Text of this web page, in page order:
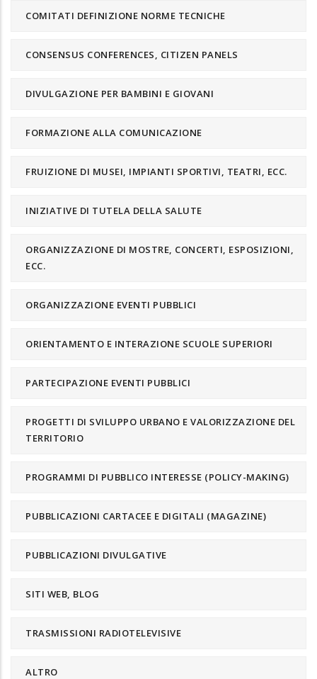
COMITATI DEFINIZIONE NORME TECNICHE
CONSENSUS CONFERENCES, CITIZEN PANELS
DIVULGAZIONE PER BAMBINI E GIOVANI
FORMAZIONE ALLA COMUNICAZIONE
FRUIZIONE DI MUSEI, IMPIANTI SPORTIVI, TEATRI, ECC.
INIZIATIVE DI TUTELA DELLA SALUTE
ORGANIZZAZIONE DI MOSTRE, CONCERTI, ESPOSIZIONI,
ECC.
ORGANIZZAZIONE EVENTI PUBBLICI
ORIENTAMENTO E INTERAZIONE SCUOLE SUPERIORI
PARTECIPAZIONE EVENTI PUBBLICI
PROGETTI DI SVILUPPO URBANO E VALORIZZAZIONE DEL
TERRITORIO
PROGRAMMI DI PUBBLICO INTERESSE (POLICY-MAKING)
PUBBLICAZIONI CARTACEE E DIGITALI (MAGAZINE)
PUBBLICAZIONI DIVULGATIVE
SITI WEB, BLOG
TRASMISSIONI RADIOTELEVISIVE
ALTRO